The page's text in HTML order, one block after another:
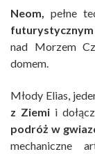
Neom, pełne
futurystycznym
nad Morzem
domem.
Młody Elias,
z Ziemi i
podróż w
mechaniczne